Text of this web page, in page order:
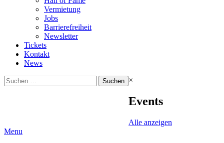
Vermietung
Jobs
Barrierefreiheit
Newsletter
Tickets
Kontakt
News
Suchen
nach:
×
Events
Alle anzeigen
Menu